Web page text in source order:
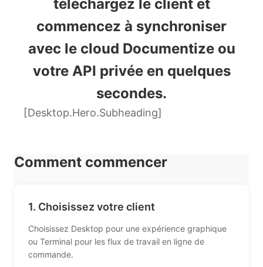
téléchargez le client et
commencez à synchroniser
avec le cloud Documentize ou
votre API privée en quelques
secondes.
[Desktop.Hero.Subheading]
Comment commencer
1. Choisissez votre client
Choisissez Desktop pour une expérience graphique
ou Terminal pour les flux de travail en ligne de
commande.